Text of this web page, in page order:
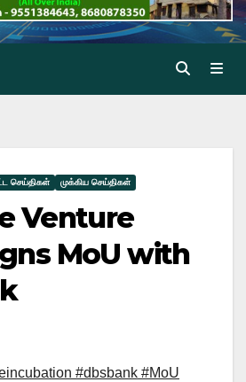
செய்திகள் முக்கிய செய்திகள்
Venture
MoU with
#dbsbank #MoU